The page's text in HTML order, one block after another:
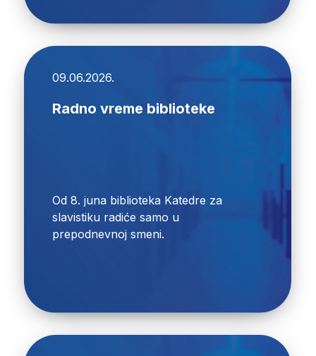
09.06.2026.
Radno vreme biblioteke
Od 8. juna biblioteka Katedre za
slavistiku radiće samo u
prepodnevnoj smeni.